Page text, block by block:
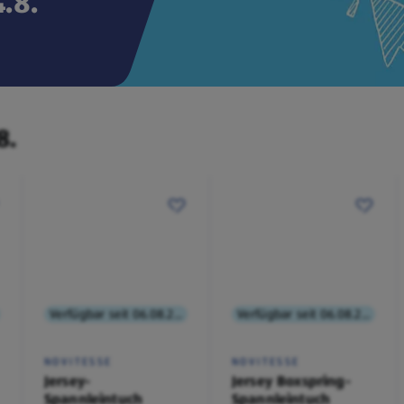
NOVITESSE
Jersey-
Spannleintuch
NOVITESSE
Jersey Boxspring-
Spannleintuch